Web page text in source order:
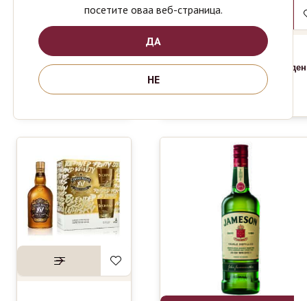
SPECIAL
OLD 0.7L
739
JACK
1850 1590 ден
посетите оваа веб-страница.
ДА
НЕ